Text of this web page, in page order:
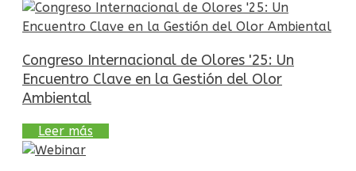
Congreso Internacional de Olores '25: Un
Encuentro Clave en la Gestión del Olor
Ambiental
Leer más